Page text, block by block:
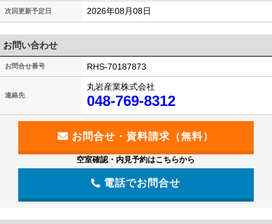
次回更新予定日 2026年08月08日
お問い合わせ
お問合せ番号 RHS-70187873
連絡先
丸岩産業株式会社
048-769-8312
空室確認・内見予約はこちらから
電話でお問合せ